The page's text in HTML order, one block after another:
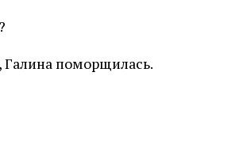
Галина поморщилась.